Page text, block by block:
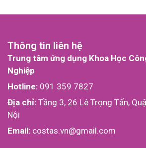
Thông tin liên hệ
Trung tâm ứng dụng Khoa Học
Nghiệp
Hotline: 091 359 7827
Địa chỉ: Tầng 3, 26 Lê Trọng Tấn,
Nội
Email: costas.vn@gmail.com